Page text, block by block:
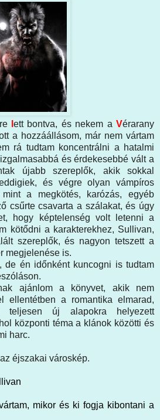
ett bontva, és nekem a Vérarany
a hozzáállásom, már nem vártam
rá tudtam koncentrálni a hatalmi
és érdekesebbé vált a
újabb szereplők, akik sokkal
és végre olyan vámpíros
a megkötés, karózás, egyéb
csűrte csavarta a szálakat, és úgy
hogy képtelenség volt letenni a
kötődni a karakterekhez, Sullivan,
szereplők, és nagyon tetszett a
megjelenése is.
de én időnként kuncogni is tudtam
ajánlom a könyvet, akik nem
ellentétben a romantika elmarad,
teljesen új alapokra helyezett
központi téma a klánok közötti és
harc.
éjszakai városkép.
mikor és ki fogja kibontani a